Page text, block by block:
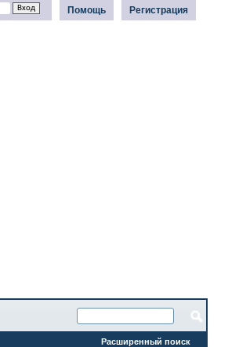
Регистрация
Помощь
Расширенный поиск